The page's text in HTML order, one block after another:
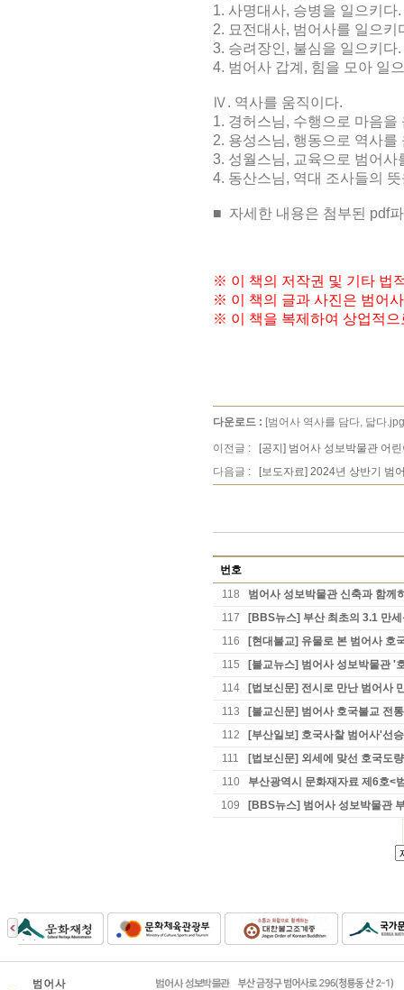
1. 사명대사, 승병을 일으키다.
2. 묘전대사, 범어사를 일으키
3. 승려장인 , 불심을 일으키다.
4. 범어사 갑계 , 힘을 모아 일
Ⅳ. 역사를 움직이다.
1. 경허스님, 수행으로 마음을
2. 용성스님, 행동으로 역사를
3. 성월스님, 교육으로 범어사
4. 동산스님, 역대 조사들의
■ 자세한 내용은 첨부된 pdf
※ 이 책의 저작권 및 기타 법
※ 이 책의 글과 사진은 범어
※ 이 책을 복제하여 상업적
다운로드 : [범어사 역사를 담다, 닯다
이전글 :
[공지] 범어사 성보박물관 어
다음글 :
[보도자료] 2024년 상반기 범
번호
118
범어사 성보박물관 신축과 함께
117
[BBS뉴스] 부산 최초의 3.1 만
116
[현대불교] 유물로 본 범어사 호
115
[불교뉴스] 범어사 성보박물관 '
114
[법보신문] 전시로 만난 범어사
113
[불교신문] 범어사 호국불교 전
112
[부산일보] 호국사찰 범어사'선
111
[법보신문] 외세에 맞선 호국도
110
부산광역시 문화재자료 제6호<
109
[BBS뉴스] 범어사 성보박물관